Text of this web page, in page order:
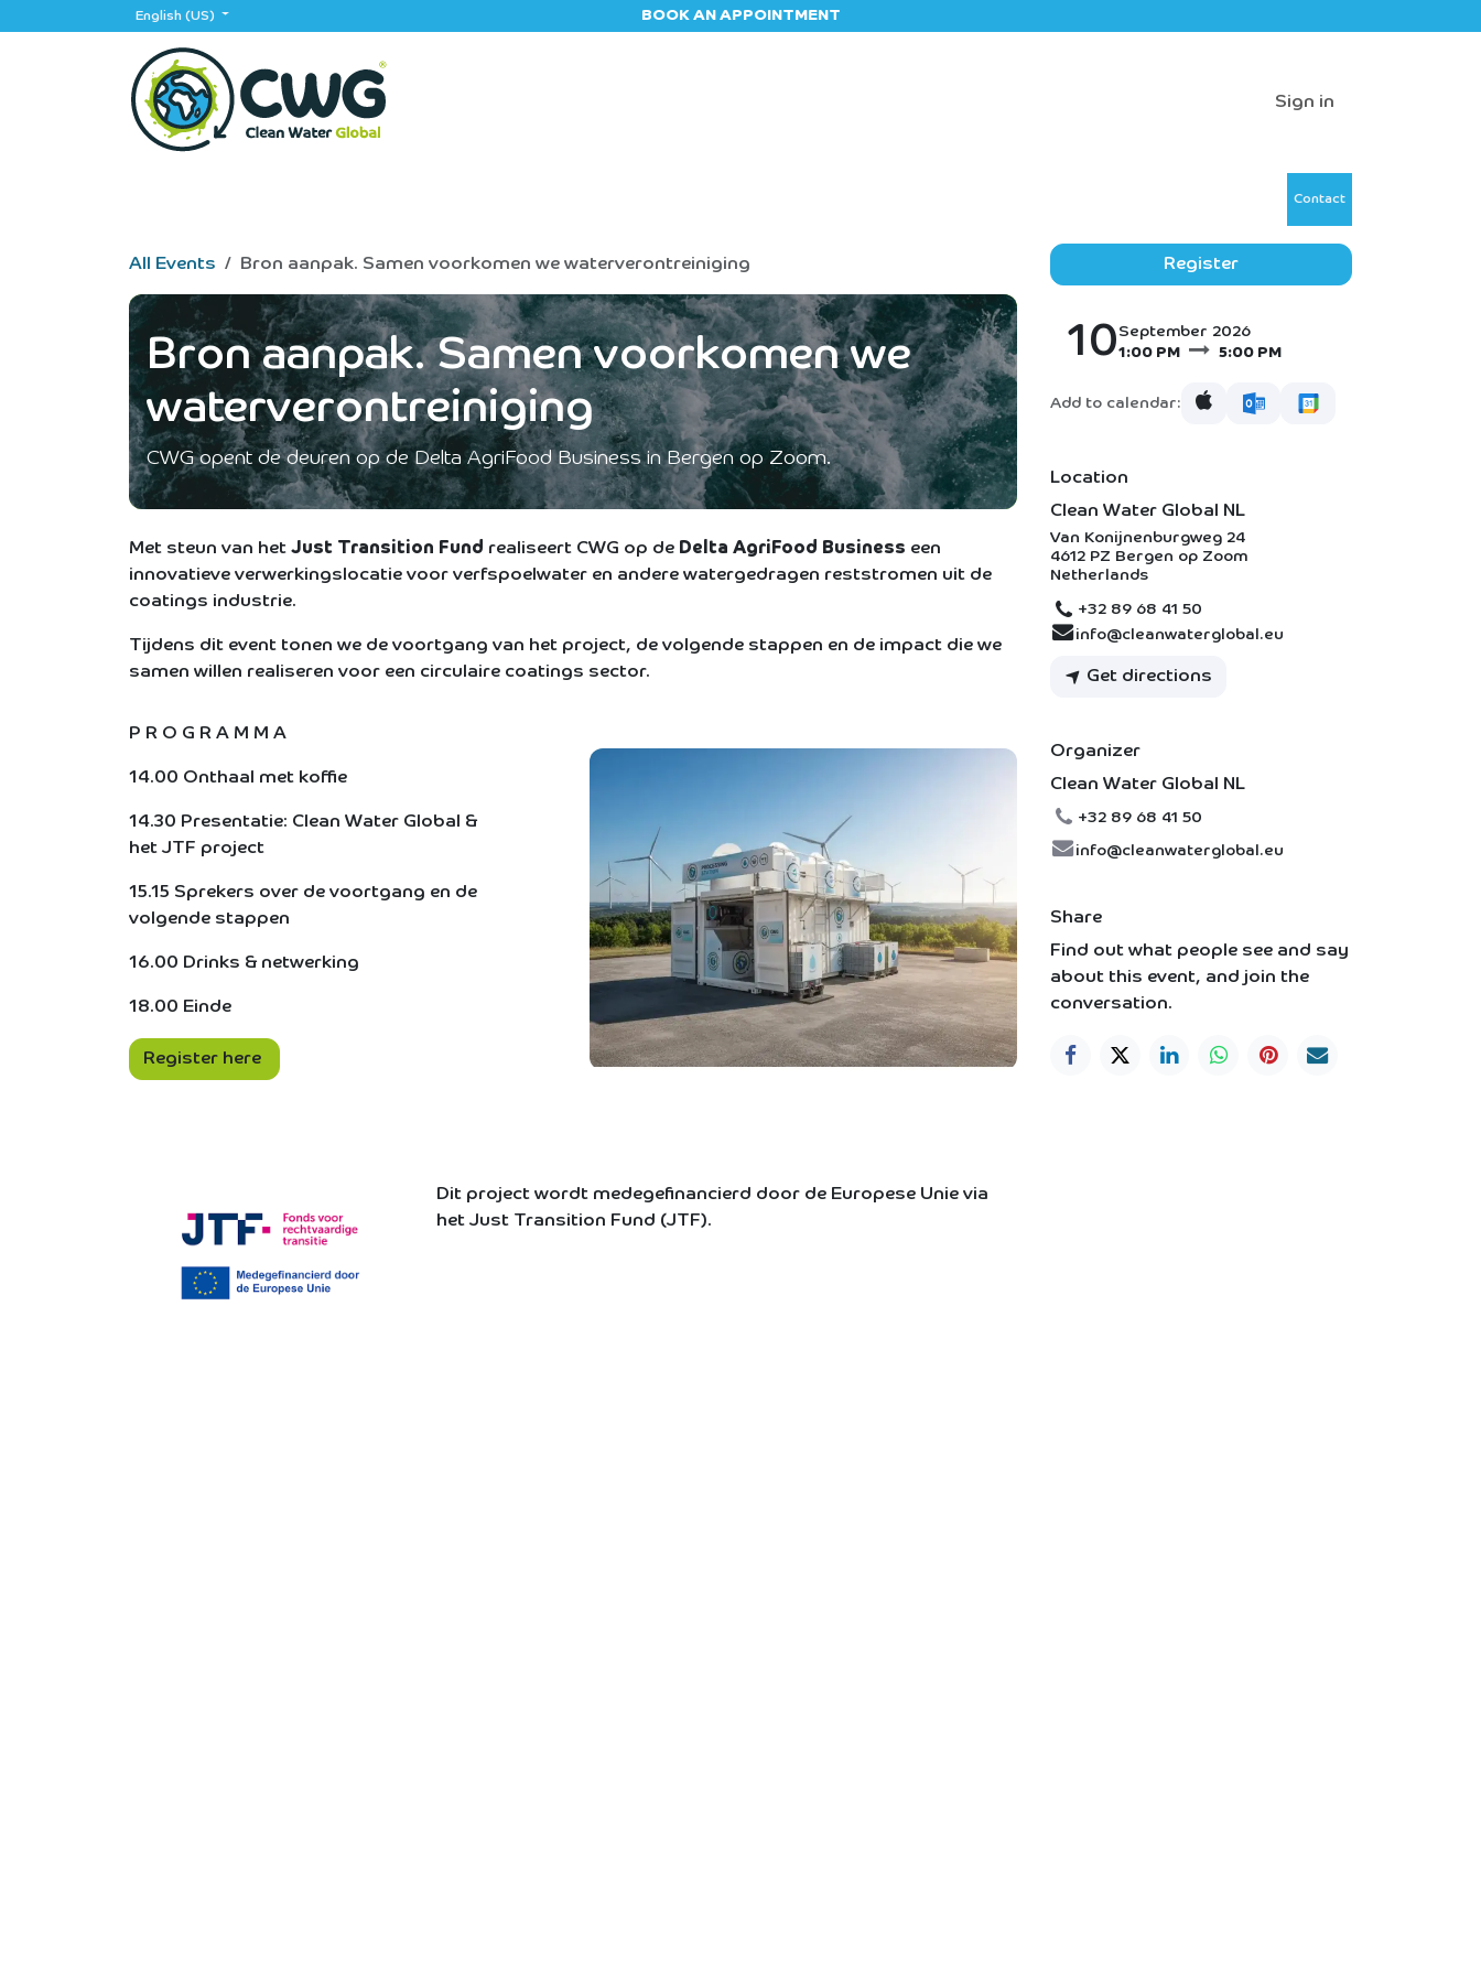
Skip to ContentEnglish (US) BOOK AN APPOINTMENT
Sign in
Contact
All Events Bron aanpak. Samen voorkomen we waterverontreiniging
Bron aanpak. Samen voorkomen we
waterverontreiniging
CWG opent de deuren op de Delta AgriFood Business in Bergen op Zoom.
Met steun van het Just Transition Fund realiseert CWG op de Delta AgriFood Business een
innovatieve verwerkingslocatie voor verfspoelwater en andere watergedragen reststromen uit de
coatings industrie.
Tijdens dit event tonen we de voortgang van het project, de volgende stappen en de impact die we
samen willen realiseren voor een circulaire coatings sector.
P R O G R A M M A
14.00 Onthaal met koffie
14.30 Presentatie: Clean Water Global &
het JTF project
15.15 Sprekers over de voortgang en de
volgende stappen
16.00 Drinks & netwerking
18.00 Einde
Register here
Dit project wordt medegefinancierd door de Europese Unie via
het Just Transition Fund (JTF).
Register
10 September 2026
1:00 PM
5:00 PM
Add to calendar:
Location
Clean Water Global NL
Van Konijnenburgweg 24
4612 PZ Bergen op Zoom
Netherlands
+32 89 68 41 50
info@cleanwaterglobal.eu
Get directions
Organizer
Clean Water Global NL
+32 89 68 41 50
info@cleanwaterglobal.eu
Share
Find out what people see and say
about this event, and join the
conversation.